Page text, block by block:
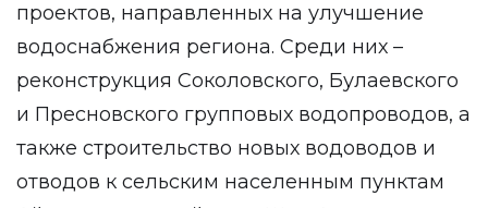
проектов, направленных на улучшение
водоснабжения региона. Среди них –
реконструкция Соколовского, Булаевского
и Пресновского групповых водопроводов, а
также строительство новых водоводов и
отводов к сельским населенным пунктам